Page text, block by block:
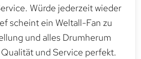
Würde jederzeit wieder
scheint ein Weltall-Fan zu
und alles Drumherum
und Service perfekt.